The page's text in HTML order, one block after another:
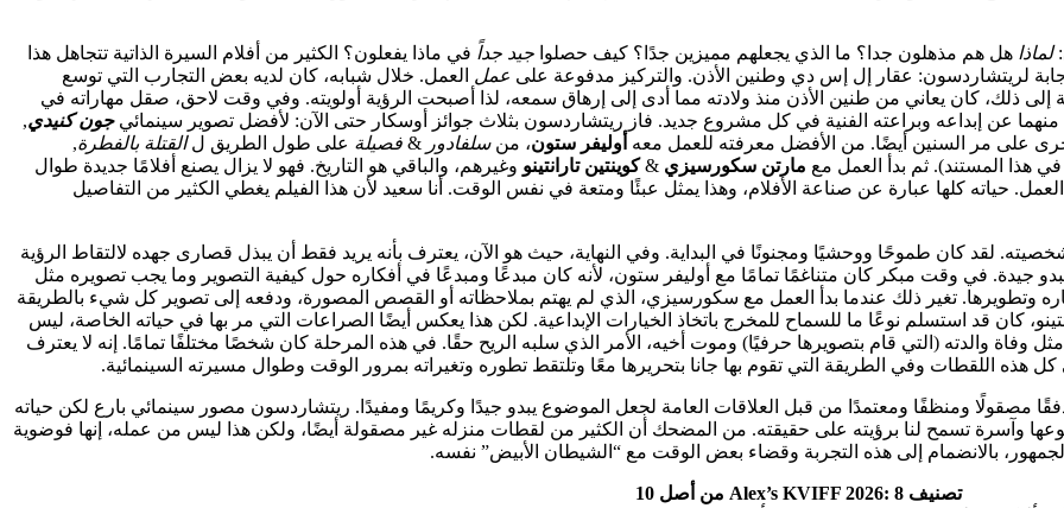
لماذا هل هم مذهلون جدا؟ ما الذي يجعلهم مميزين جدًا؟ كيف حصلوا جيد جداً في ماذا يفعلون؟ الكثير من أفلام السيرة الذاتية تتجاهل هذا
إجابة لريتشاردسون: عقار إل إس دي وطنين الأذن. والتركيز مدفوعة على عمل العمل. خلال شبابه، كان لديه بعض التجارب التي توسع
إلى ذلك، كان يعاني من طنين الأذن منذ ولادته مما أدى إلى إرهاق سمعه، لذا أصبحت الرؤية أولويته. وفي وقت لاحق، صقل مهاراته في
منهما عن إبداعه وبراعته الفنية في كل مشروع جديد. فاز ريتشاردسون بثلاث جوائز أوسكار حتى الآن: لأفضل تصوير سينمائيجون كنيدي,
على مر السنين أيضًا. من الأفضل معرفته للعمل معه أوليفر ستون، منسلفادور & فصيلة على طول الطريق لالقتلة بالفطرة,
هذا المستند). ثم بدأ العمل مع مارتن سكورسيزي &كوينتين تارانتينو وغيرهم، والباقي هو التاريخ. فهو لا يزال يصنع أفلامًا جديدة طوال
حياته كلها عبارة عن صناعة الأفلام، وهذا يمثل عبئًا ومتعة في نفس الوقت. أنا سعيد لأن هذا الفيلم يغطي الكثير من التفاصيل
لقد كان طموحًا ووحشيًا ومجنونًا في البداية. وفي النهاية، حيث هو الآن، يعترف بأنه يريد فقط أن يبذل قصارى جهده لالتقاط الرؤية
جيدة. في وقت مبكر كان متناغمًا تمامًا مع أوليفر ستون، لأنه كان مبدعًا ومبدعًا في أفكاره حول كيفية التصوير وما يجب تصويره مثل
تغير ذلك عندما بدأ العمل مع سكورسيزي، الذي لم يهتم بملاحظاته أو القصص المصورة، ودفعه إلى تصوير كل شيء بالطريقة
كان قد استسلم نوعًا ما للسماح للمخرج باتخاذ الخيارات الإبداعية. لكن هذا يعكس أيضًا الصراعات التي مر بها في حياته الخاصة، ليس
والدته (التي قام بتصويرها حرفيًا) وموت أخيه، الأمر الذي سلبه الريح حقًا. في هذه المرحلة كان شخصًا مختلفًا تمامًا. إنه لا يعترف
اللقطات وفي الطريقة التي تقوم بها جانا بتحريرها معًا وتلتقط تطوره وتغيراته بمرور الوقت وطوال مسيرته السينمائية.
مصقولًا ومنظفًا ومعتمدًا من قبل العلاقات العامة لجعل الموضوع يبدو جيدًا وكريمًا ومفيدًا. ريتشاردسون مصور سينمائي بارع لكن حياته
وآسرة تسمح لنا برؤيته على حقيقته. من المضحك أن الكثير من لقطات منزله غير مصقولة أيضًا، ولكن هذا ليس من عمله، إنها فوضوية
بالانضمام إلى هذه التجربة وقضاء بعض الوقت مع “الشيطان الأبيض” نفسه.
تصنيف Alex’s KVIFF 2026:8 من أصل 10